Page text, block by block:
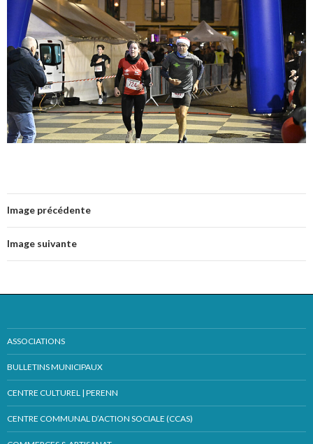
Image précédente
Image suivante
ASSOCIATIONS
BULLETINS MUNICIPAUX
CENTRE CULTUREL | PERENN
CENTRE COMMUNAL D’ACTION SOCIALE (CCAS)